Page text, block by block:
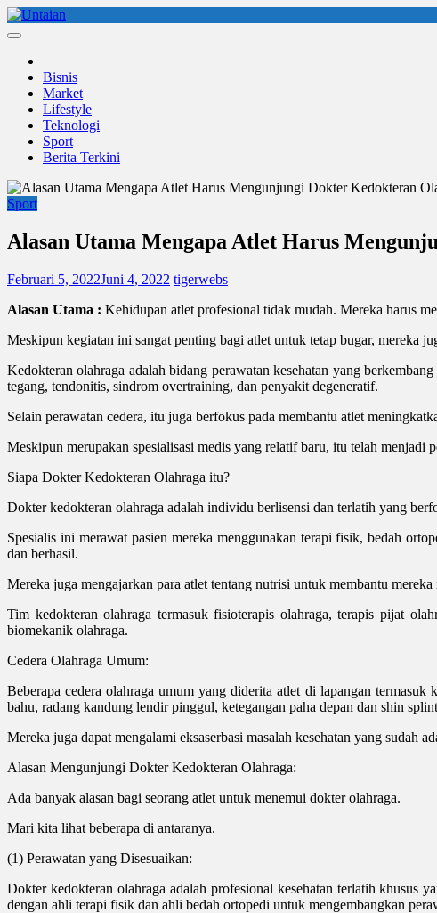
Skip
to
Bisnis
Market
Lifestyle
Teknologi
Sport
Berita Terkini
Sport
Alasan Utama Mengapa Atlet Harus
Februari 5, 2022Juni 4, 2022 tigerwebs
Alasan Utama : Kehidupan atlet profesional tidak mudah. Mereka harus
Meskipun kegiatan ini sangat penting bagi atlet untuk tetap bugar, mereka
Kedokteran olahraga adalah bidang perawatan kesehatan yang
tegang, tendonitis, sindrom overtraining, dan penyakit degeneratif.
Selain perawatan cedera, itu juga berfokus pada membantu atlet
Meskipun merupakan spesialisasi medis yang relatif baru, itu telah menjadi
Siapa Dokter Kedokteran Olahraga itu?
Dokter kedokteran olahraga adalah individu berlisensi dan terlatih yang
Spesialis ini merawat pasien mereka menggunakan terapi fisik, bedah
dan berhasil.
Mereka juga mengajarkan para atlet tentang nutrisi untuk membantu
Tim kedokteran olahraga termasuk fisioterapis olahraga, terapis pijat
biomekanik olahraga.
Cedera Olahraga Umum:
Beberapa cedera olahraga umum yang diderita atlet di lapangan
bahu, radang kandung lendir pinggul, ketegangan paha depan dan shin
Mereka juga dapat mengalami eksaserbasi masalah kesehatan yang sudah
Alasan Mengunjungi Dokter Kedokteran Olahraga:
Ada banyak alasan bagi seorang atlet untuk menemui dokter olahraga.
Mari kita lihat beberapa di antaranya.
(1) Perawatan yang Disesuaikan:
Dokter kedokteran olahraga adalah profesional kesehatan terlatih khusus
dengan ahli terapi fisik dan ahli bedah ortopedi untuk mengembangkan